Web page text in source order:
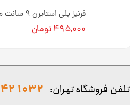
۴۹۵,۰۰۰ تومان
تلفن فروشگاه تهران: 1032 2842 - 021